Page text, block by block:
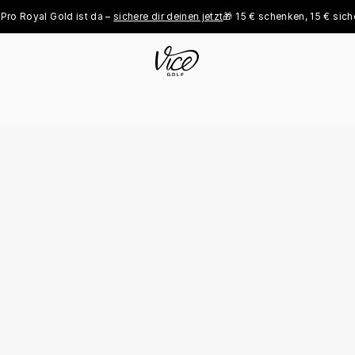
Gold ist da – sichere dir deinen jetzt🎁 15 € schenken, 15 € sichern -